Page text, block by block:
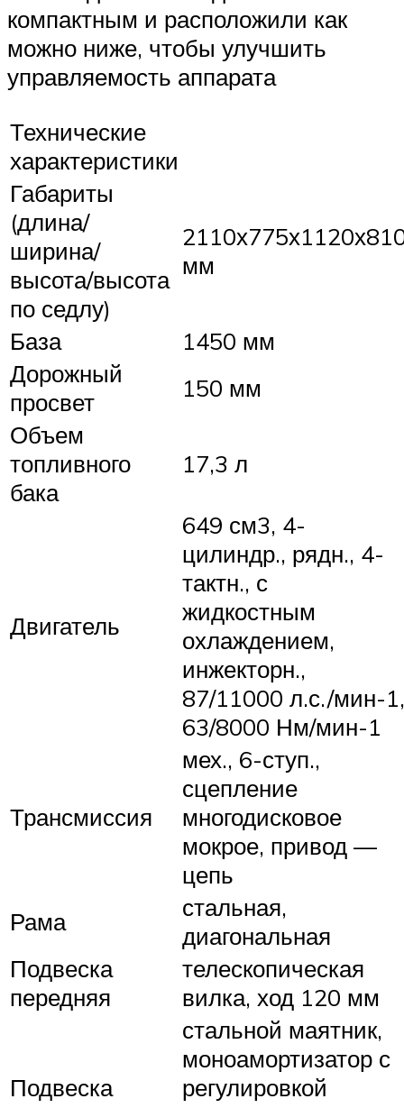
компактным и расположили как
можно ниже, чтобы улучшить
управляемость аппарата
Технические
характеристики
Габариты
(длина/
ширина/
высота/высота
по седлу)
мм
База
1450 мм
Дорожный
просвет
150 мм
Объем
топливного
бака
17,3 л
Двигатель
649 см3, 4-
цилиндр., рядн., 4-
тактн., с
жидкостным
охлаждением,
инжекторн.,
87/11000 л.с./мин-1,
63/8000 Нм/мин-1
Трансмиссия
мех., 6-ступ.,
сцепление
многодисковое
мокрое, привод —
цепь
Рама
стальная,
диагональная
Подвеска
передняя
телескопическая
вилка, ход 120 мм
Подвеска
стальной маятник,
моноамортизатор с
регулировкой